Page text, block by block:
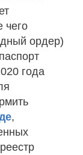
чего
ордер)
года
,